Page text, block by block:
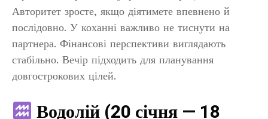
Авторитет зросте, якщо діятимете впевнено й
послідовно. У коханні важливо не тиснути на
партнера. Фінансові перспективи виглядають
стабільно. Вечір підходить для планування
довгострокових цілей.
Водолій (20 січня — 18